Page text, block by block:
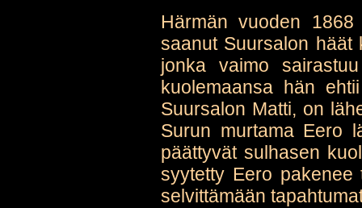
Härmän vuoden 1868
saanut Suursalon häät
jonka vaimo
kuolemaansa hän
Suursalon Matti, on
Surun murtama Eero
päättyvät sulhasen
syytetty Eero pakenee
selvittämään